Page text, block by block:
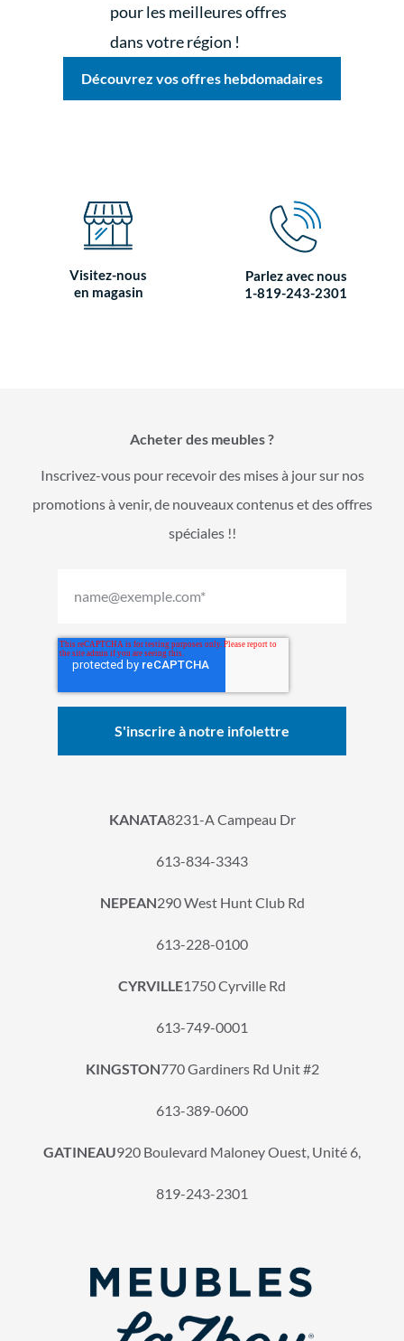
pour les meilleures offres
dans votre région !
Découvrez vos offres hebdomadaires
Visitez-nous
en magasin
Parlez avec nous
1-819-243-2301
Acheter des meubles ?
Inscrivez-vous pour recevoir des mises à jour sur nos
promotions à venir, de nouveaux contenus et des offres
spéciales !!
KANATA8231-A Campeau Dr
613-834-3343
NEPEAN290 West Hunt Club Rd
613-228-0100
CYRVILLE1750 Cyrville Rd
613-749-0001
KINGSTON770 Gardiners Rd Unit #2
613-389-0600
GATINEAU920 Boulevard Maloney Ouest, Unité 6,
819-243-2301